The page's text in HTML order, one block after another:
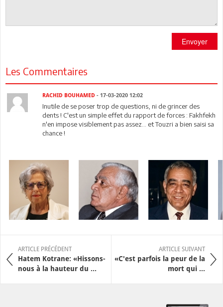
Envoyer
Les Commentaires
RACHID BOUHAMED - 17-03-2020 12:02
Inutile de se poser trop de questions, ni de grincer des
dents ! C'est un simple effet du rapport de forces : Fakhfekh
n'en impose visiblement pas assez... et Touzri a bien saisi sa
chance !
ARTICLE PRÉCÉDENT
Hatem Kotrane: «Hissons-
nous à la hauteur du ...
ARTICLE SUIVANT
«C'est parfois la peur de la
mort qui ...